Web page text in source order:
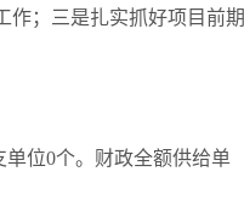
作；三是扎实抓好项目前期
位0个。财政全额供给单